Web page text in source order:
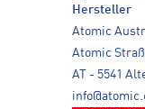
Hersteller
Atomic
Atomic
AT - 5541